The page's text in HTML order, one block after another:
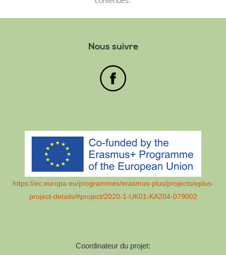
Nous suivre
https://ec.europa.eu/programmes/erasmus-plus/projects/eplus-
project-details/#project/2020-1-UK01-KA204-079002
Coordinateur du projet: